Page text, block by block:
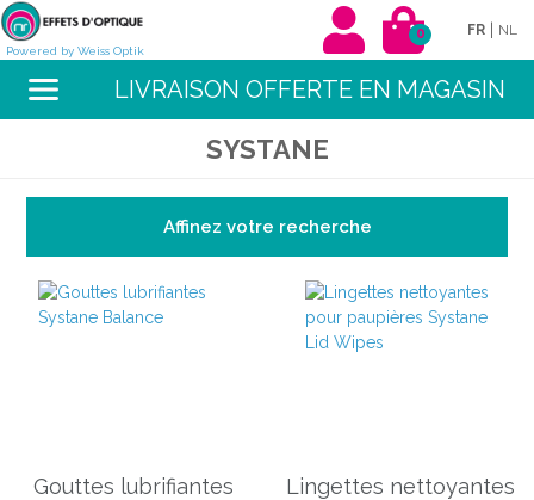
Powered by Weiss Optik
0 FR | NL
LIVRAISON OFFERTE EN MAGASIN
SYSTANE
Affinez votre recherche
Gouttes lubrifiantes
Lingettes nettoyantes